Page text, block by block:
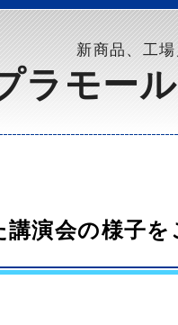
新商品、工
ラモー
演会の様子